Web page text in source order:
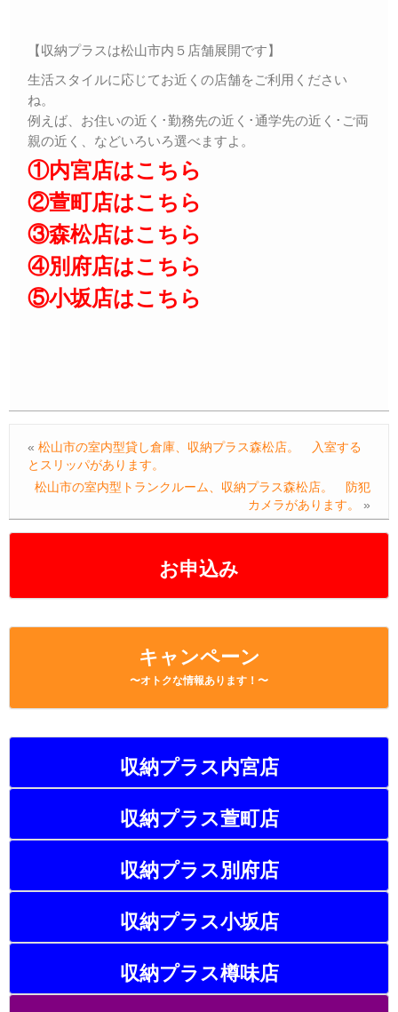
お申込み
キャンペーン
〜オトクな情報あります！〜
収納プラス内宮店
収納プラス萱町店
収納プラス別府店
収納プラス小坂店
収納プラス樽味店
【収納プラスは松山市内５店舗展開です】
生活スタイルに応じてお近くの店舗をご利用ください
ね。
例えば、お住いの近く･勤務先の近く･通学先の近く･ご両
親の近く、などいろいろ選べますよ。
①内宮店はこちら
②萱町店はこちら
③森松店はこちら
④別府店はこちら
⑤小坂店はこちら
« 松山市の室内型貸し倉庫、収納プラス森松店。 入室する
とスリッパがあります。
松山市の室内型トランクルーム、収納プラス森松店。 防犯
カメラがあります。
»